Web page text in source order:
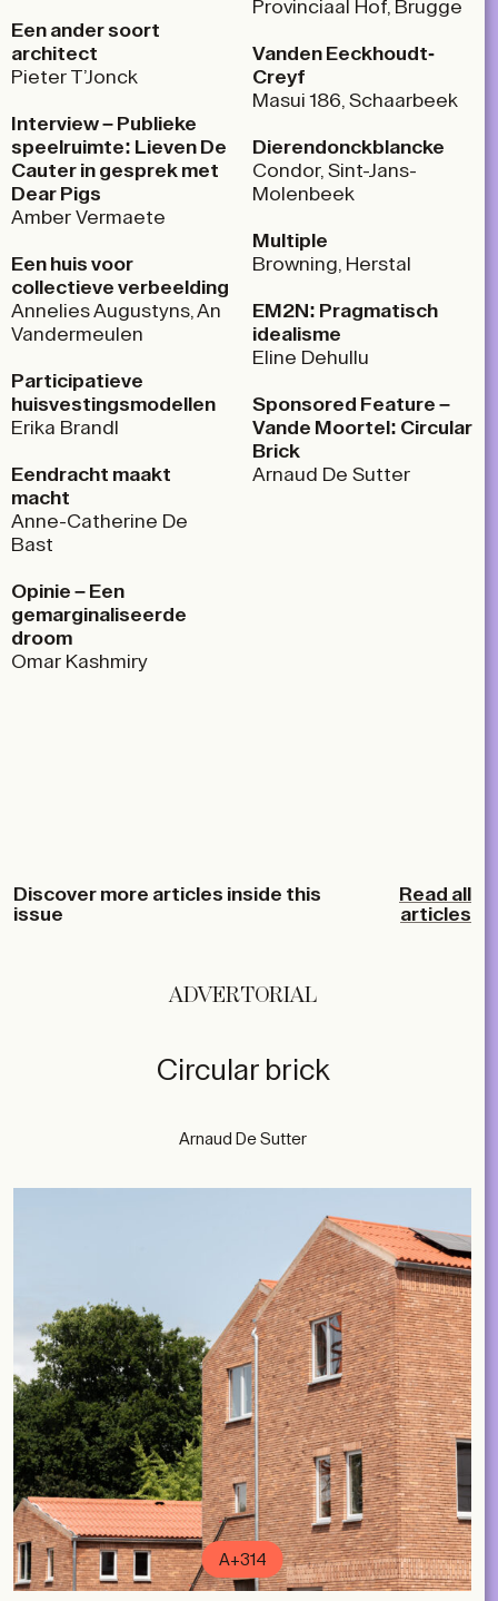
Een ander soort
architect
Pieter T’Jonck
Interview – Publieke
speelruimte: Lieven De
Cauter in gesprek met
Dear Pigs
Amber Vermaete
Een huis voor
collectieve verbeelding
Annelies Augustyns, An
Vandermeulen
Participatieve
huisvestingsmodellen
Erika Brandl
Eendracht maakt
macht
Anne-Catherine De
Bast
Opinie – Een
gemarginaliseerde
droom
Omar Kashmiry
Provinciaal Hof, Brugge
Vanden Eeckhoudt-
Creyf
Masui 186, Schaarbeek
Dierendonckblancke
Condor, Sint-Jans-
Molenbeek
Multiple
Browning, Herstal
EM2N: Pragmatisch
idealisme
Eline Dehullu
Sponsored Feature –
Vande Moortel: Circular
Brick
Arnaud De Sutter
Discover more articles inside this
issue
Read all
articles
ADVERTORIAL
Circular brick
Arnaud De Sutter
A+314